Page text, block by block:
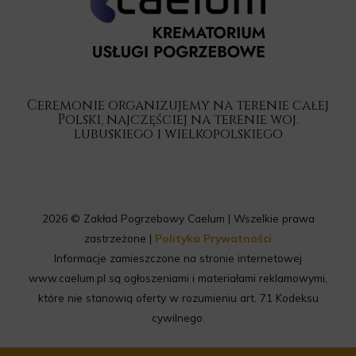
Ceremonie organizujemy na terenie całej
Polski, najczęściej na terenie woj.
lubuskiego i wielkopolskiego
2026 © Zakład Pogrzebowy Caelum | Wszelkie prawa
zastrzeżone | Polityka Prywatności
Informacje zamieszczone na stronie internetowej
www.caelum.pl są ogłoszeniami i materiałami reklamowymi,
które nie stanowią oferty w rozumieniu art. 71 Kodeksu
cywilnego.